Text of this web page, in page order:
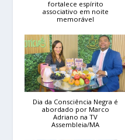
fortalece espírito
associativo em noite
memorável
Dia da Consciência Negra é
abordado por Marco
Adriano na TV
Assembleia/MA